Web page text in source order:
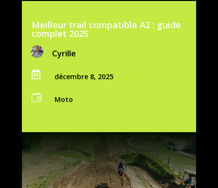
Meilleur trail compatible A2 : guide
complet 2025
Cyrille
 décembre 8, 2025
 Moto